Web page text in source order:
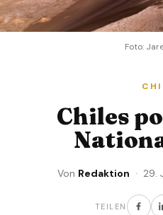
Foto:
Chiles
Von Redaktion · 29.
TEILEN